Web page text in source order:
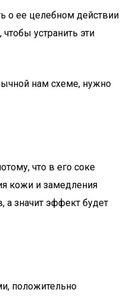
о ее целебном действии
устранить эти
нам схеме, нужно
что в его соке
кожи и замедления
значит эффект будет
положительно